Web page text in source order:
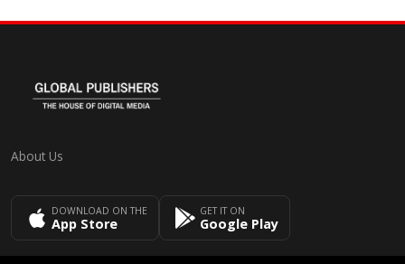
About Us
DOWNLOAD ON THE
App Store
GET IT ON
Google Play